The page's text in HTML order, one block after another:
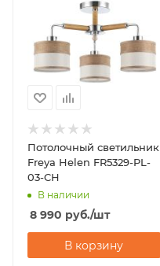
Потолочный светильник
Freya Helen FR5329-PL-
03-CH
В наличии
8 990 руб./шт
В корзину